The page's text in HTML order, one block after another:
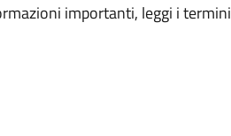
importanti, leggi i termini